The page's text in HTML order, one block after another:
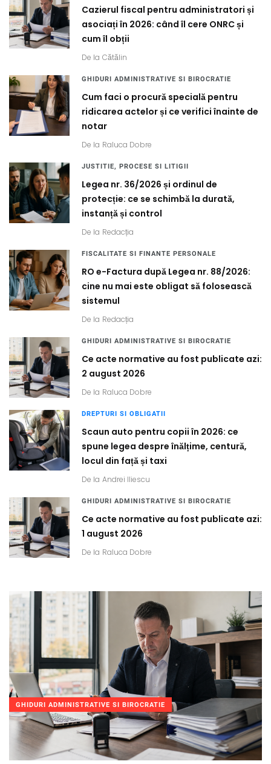
Cazierul fiscal pentru administratori și
asociați în 2026: când îl cere ONRC și
cum îl obții
De la Cătălin
GHIDURI ADMINISTRATIVE SI BIROCRATIE
Cum faci o procură specială pentru
ridicarea actelor și ce verifici înainte de
notar
De la Raluca Dobre
JUSTITIE, PROCESE SI LITIGII
Legea nr. 36/2026 și ordinul de
protecție: ce se schimbă la durată,
instanță și control
De la Redacția
FISCALITATE SI FINANTE PERSONALE
RO e-Factura după Legea nr. 88/2026:
cine nu mai este obligat să folosească
sistemul
De la Redacția
GHIDURI ADMINISTRATIVE SI BIROCRATIE
Ce acte normative au fost publicate azi:
2 august 2026
De la Raluca Dobre
DREPTURI SI OBLIGATII
Scaun auto pentru copii în 2026: ce
spune legea despre înălțime, centură,
locul din față și taxi
De la Andrei Iliescu
GHIDURI ADMINISTRATIVE SI BIROCRATIE
Ce acte normative au fost publicate azi:
1 august 2026
De la Raluca Dobre
GHIDURI ADMINISTRATIVE SI BIROCRATIE